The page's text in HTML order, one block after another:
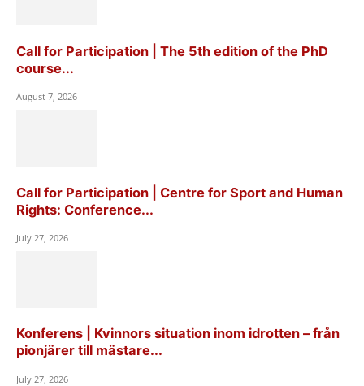
Call for Participation | The 5th edition of the PhD
course...
August 7, 2026
Call for Participation | Centre for Sport and Human
Rights: Conference...
July 27, 2026
Konferens | Kvinnors situation inom idrotten – från
pionjärer till mästare...
July 27, 2026